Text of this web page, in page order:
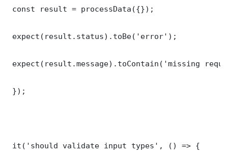
const result = processData({});
expect(result.status).toBe('error');
expect(result.message).toContain('missing
});
it('should validate input types', () => {